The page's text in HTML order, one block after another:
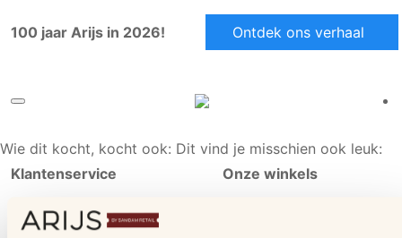
100 jaar Arijs in 2026! Ontdek ons verhaal
Wie dit kocht, kocht ook: Dit vind je misschien ook leuk:
Klantenservice
Ons aanbod
Onze winkels